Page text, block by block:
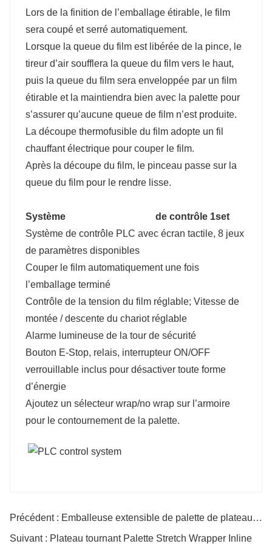
Lors de la finition de l’emballage étirable, le film
sera coupé et serré automatiquement.
Lorsque la queue du film est libérée de la pince, le
tireur d’air soufflera la queue du film vers le haut,
puis la queue du film sera enveloppée par un film
étirable et la maintiendra bien avec la palette pour
s’assurer qu’aucune queue de film n’est produite.
La découpe thermofusible du film adopte un fil
chauffant électrique pour couper le film.
Après la découpe du film, le pinceau passe sur la
queue du film pour le rendre lisse.
Système de contrôle 1set
Système de contrôle PLC avec écran tactile, 8 jeux
de paramètres disponibles
Couper le film automatiquement une fois
l’emballage terminé
Contrôle de la tension du film réglable; Vitesse de
montée / descente du chariot réglable
Alarme lumineuse de la tour de sécurité
Bouton E-Stop, relais, interrupteur ON/OFF
verrouillable inclus pour désactiver toute forme
d’énergie
Ajoutez un sélecteur wrap/no wrap sur l’armoire
pour le contournement de la palette.
Précédent : Emballeuse extensible de palette de plateau tournant automatique
Suivant : Plateau tournant Palette Stretch Wrapper Inline